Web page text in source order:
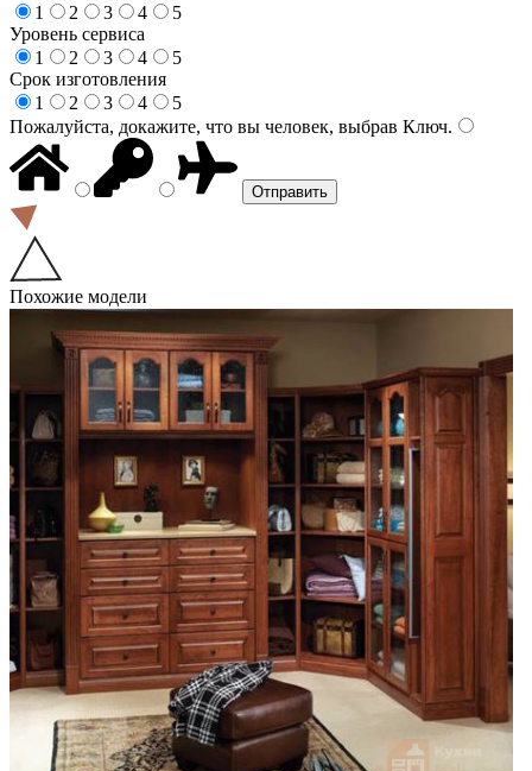
1
2 3 4
5
Уровень сервиса
1
2 3 4
5
Срок изготовления
1
2 3 4
5
Пожалуйста, докажите, что вы человек, выбрав Ключ.
Похожие модели